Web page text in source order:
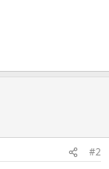
#2